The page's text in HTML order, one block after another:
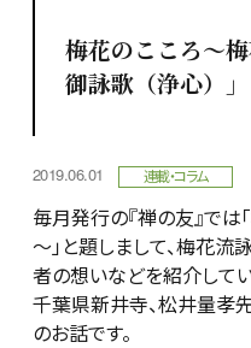
梅花のこころ～
御詠歌（浄心
2019.06.01 連載・コラム
毎月発行の『禅の友』で
～」と題しまして、梅花
者の想いなどを紹介して
千葉県新井寺、松井量孝先
のお話です。